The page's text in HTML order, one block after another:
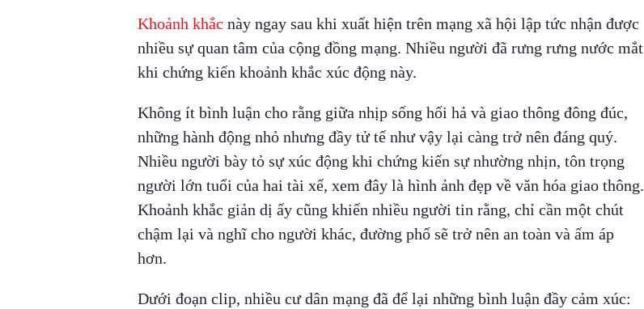
Khoảnh khắc này ngay sau khi xuất hiện trên mạng xã hội lập tức nhận được
nhiều sự quan tâm của cộng đồng mạng. Nhiều người đã rưng rưng nước mắt
khi chứng kiến khoảnh khắc xúc động này.
Không ít bình luận cho rằng giữa nhịp sống hối hả và giao thông đông đúc,
những hành động nhỏ nhưng đầy tử tế như vậy lại càng trở nên đáng quý.
Nhiều người bày tỏ sự xúc động khi chứng kiến sự nhường nhịn, tôn trọng
người lớn tuổi của hai tài xế, xem đây là hình ảnh đẹp về văn hóa giao thông.
Khoảnh khắc giản dị ấy cũng khiến nhiều người tin rằng, chỉ cần một chút
chậm lại và nghĩ cho người khác, đường phố sẽ trở nên an toàn và ấm áp
hơn.
Dưới đoạn clip, nhiều cư dân mạng đã để lại những bình luận đầy cảm xúc: